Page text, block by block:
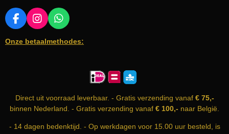
F
C
I
S
M
W
A
Onze betaalmethodes:
Direct uit voorraad leverbaar. - Gratis verzending vanaf€ 75,-
binnen Nederland. - Gratis verzending vanaf € 100,- naar België.
- 14 dagen bedenktijd. - Op werkdagen voor 15.00 uur besteld, is